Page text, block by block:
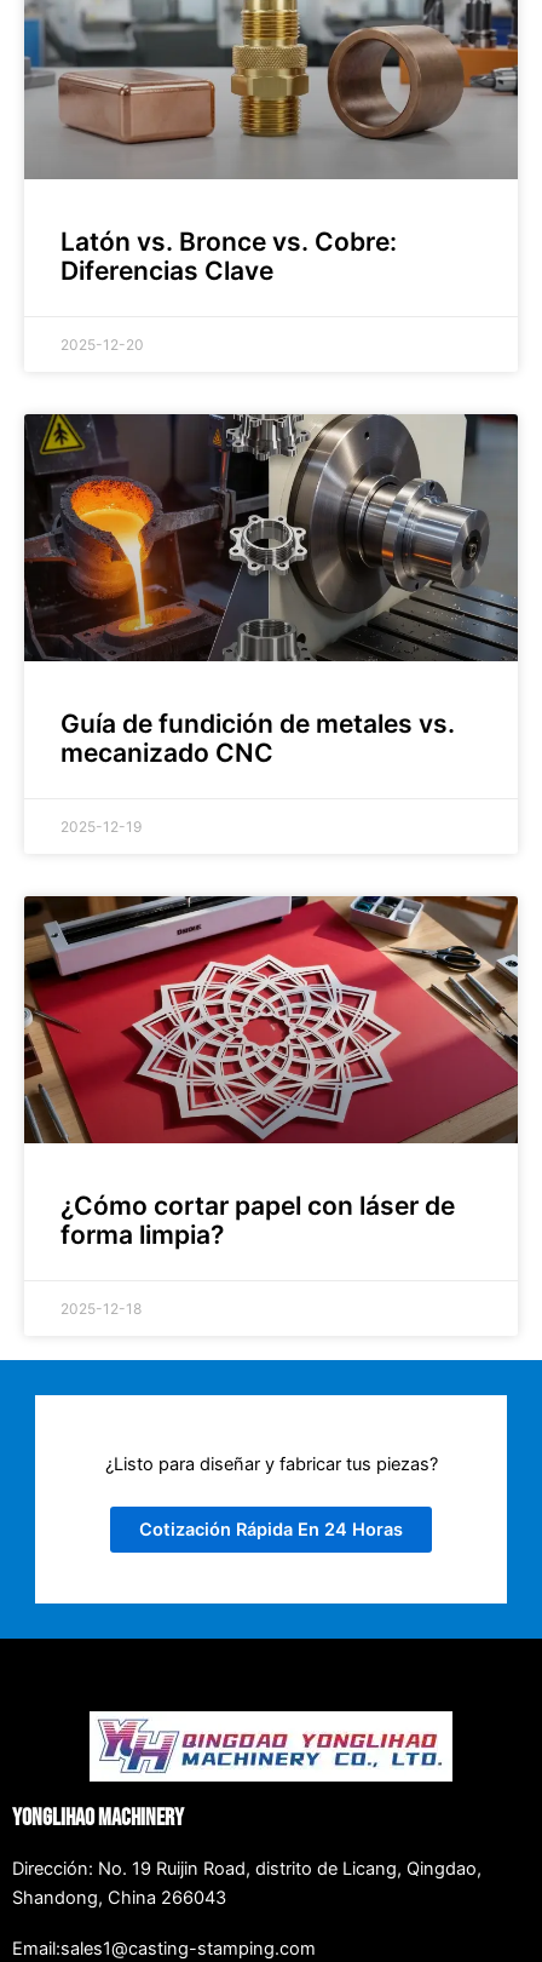
Latón vs. Bronce vs. Cobre:
Diferencias Clave
2025-12-20
Guía de fundición de metales vs.
mecanizado CNC
2025-12-19
¿Cómo cortar papel con láser de
forma limpia?
2025-12-18
¿Listo para diseñar y fabricar tus piezas?
Cotización Rápida En 24 Horas
Yonglihao Machinery
Dirección: No. 19 Ruijin Road, distrito de Licang, Qingdao,
Shandong, China 266043
Email:sales1@casting-stamping.com